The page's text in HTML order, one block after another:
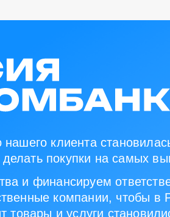
клиента
покупки на самых
и финансируем
компании, чтобы в
товары и услуги